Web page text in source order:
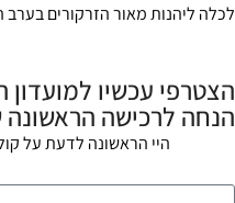
לכלה ליהנות מאור הזרקורים בערב
הנחה לרכישה
היי הראשונה לדעת על